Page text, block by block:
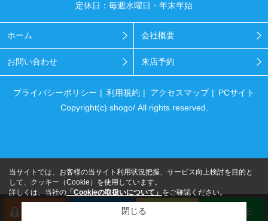
定休日：毎週水曜日・年末年始
ホーム 会社概要
お問い合わせ 来店予約
プライバシーポリシー 利用規約 アクセスマップ
PCサイト
Copyright(c) shogo/ All rights reserved.
来店予約 LINE
当サイトでは、お客様の当サイト利用状況把握、サービス向上検討を目的と
して、クッキー（Cookie）を使用しています。
詳しくは、当社の「Cookieの取扱いについて」をご確認ください。
閉じる